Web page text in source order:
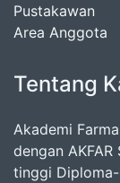
Pustakawan
Area Anggota
Tentang
Akademi
dengan
tinggi